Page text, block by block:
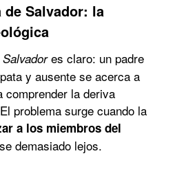
Salvador: la
Salvadores claro: un padre
y ausente se acerca a
comprender la deriva
problema surge cuando la
a los miembros del
demasiado lejos.